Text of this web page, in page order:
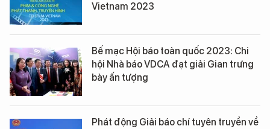
Vietnam 2023
Bế mạc Hội báo toàn quốc 2023: Chi
hội Nhà báo VDCA đạt giải Gian trưng
bày ấn tượng
Phát động Giải báo chí tuyên truyền về